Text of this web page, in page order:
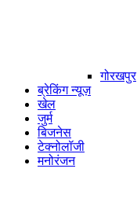
गोरखपुर
ब्रेकिंग न्यूज़
खेल
जुर्म
बिजनेस
टेक्नोलॉजी
मनोरंजन